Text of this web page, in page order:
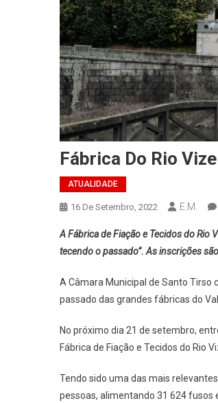
Fábrica Do Rio
ATUALIDADE
16 De Setembro, 2022 E.M.
A Fábrica de Fiação e Tecidos do Rio
tecendo o passado”. As inscrições
A Câmara Municipal de Santo Tirso
passado das grandes fábricas do
No próximo dia 21 de setembro,
Fábrica de Fiação e Tecidos do Rio
Tendo sido uma das mais
pessoas, alimentando 31 624 fusos